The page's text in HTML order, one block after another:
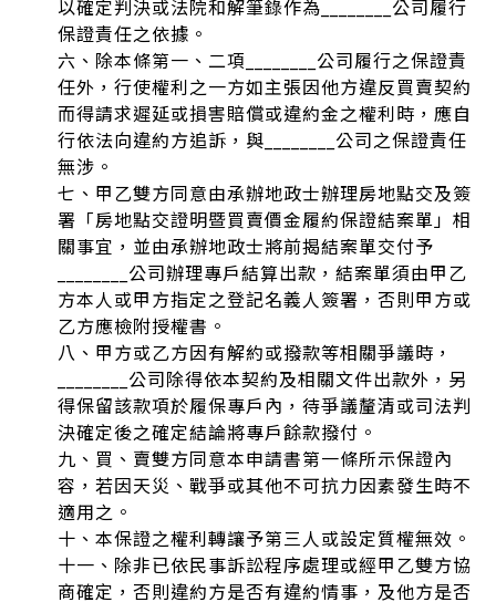
以確定判決或法院和解筆錄作為________公司履行
保證責任之依據。
六、除本條第一、二項________公司履行之保證責
任外，行使權利之一方如主張因他方違反買賣契約
而得請求遲延或損害賠償或違約金之權利時，應自
行依法向違約方追訴，與________公司之保證責任
無涉。
七、甲乙雙方同意由承辦地政士辦理房地點交及簽
署「房地點交證明暨買賣價金履約保證結案單」相
關事宜，並由承辦地政士將前揭結案單交付予
________公司辦理專戶結算出款，結案單須由甲乙
方本人或甲方指定之登記名義人簽署，否則甲方或
乙方應檢附授權書。
八、甲方或乙方因有解約或撥款等相關爭議時，
________公司除得依本契約及相關文件出款外，另
得保留該款項於履保專戶內，待爭議釐清或司法判
決確定後之確定結論將專戶餘款撥付。
九、買、賣雙方同意本申請書第一條所示保證內
容，若因天災、戰爭或其他不可抗力因素發生時不
適用之。
十、本保證之權利轉讓予第三人或設定質權無效。
十一、除非已依民事訴訟程序處理或經甲乙雙方協
商確定，否則違約方是否有違約情事，及他方是否